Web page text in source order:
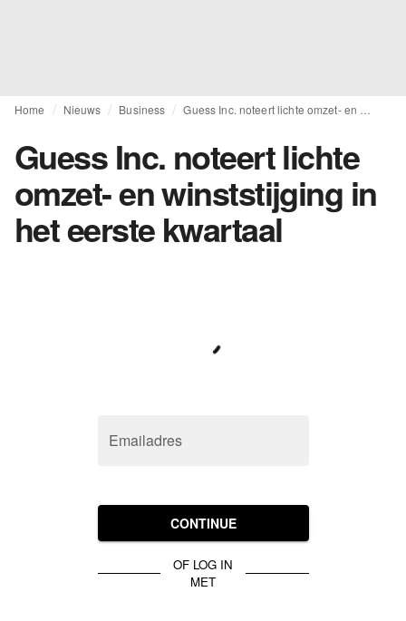
Home Nieuws Business
Guess Inc. noteert lichte
omzet- en winststijging in
het eerste kwartaal
Emailadres
CONTINUE
OF LOG IN
MET